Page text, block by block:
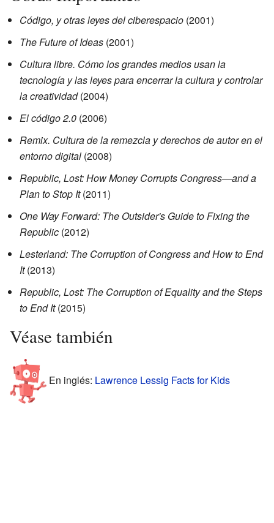
Código, y otras leyes del ciberespacio (2001)
The Future of Ideas (2001)
Cultura libre. Cómo los grandes medios usan la
tecnología y las leyes para encerrar la cultura y controlar
la creatividad(2004)
El código 2.0 (2006)
Remix. Cultura de la remezcla y derechos de autor en el
entorno digital (2008)
Republic, Lost: How Money Corrupts Congress—and a
Plan to Stop It(2011)
One Way Forward: The Outsider's Guide to Fixing the
Republic (2012)
Lesterland: The Corruption of Congress and How to End
It(2013)
Republic, Lost: The Corruption of Equality and the Steps
to End It(2015)
Véase también
En inglés: Lawrence Lessig Facts for Kids